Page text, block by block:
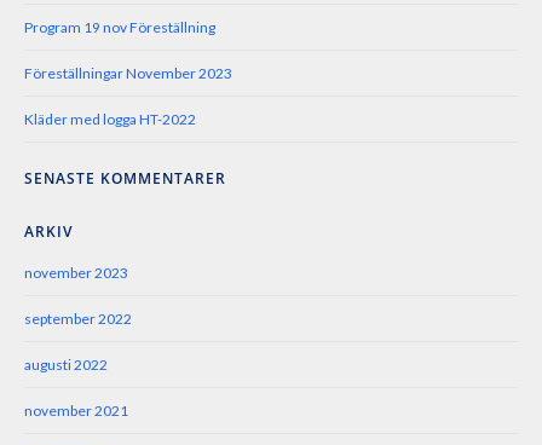
Program 19 nov Föreställning
Föreställningar November 2023
Kläder med logga HT-2022
SENASTE KOMMENTARER
ARKIV
november 2023
september 2022
augusti 2022
november 2021